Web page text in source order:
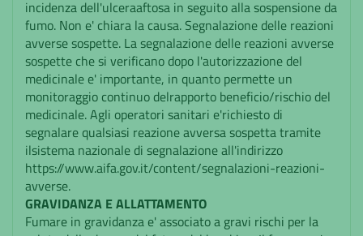
incidenza dell'ulceraaftosa in seguito alla sospensione da
fumo. Non e' chiara la causa. Segnalazione delle reazioni
avverse sospette. La segnalazione delle reazioni avverse
sospette che si verificano dopo l'autorizzazione del
medicinale e' importante, in quanto permette un
monitoraggio continuo delrapporto beneficio/rischio del
medicinale. Agli operatori sanitari e'richiesto di
segnalare qualsiasi reazione avversa sospetta tramite
ilsistema nazionale di segnalazione all'indirizzo
https://www.aifa.gov.it/content/segnalazioni-reazioni-
avverse.
GRAVIDANZA E ALLATTAMENTO
Fumare in gravidanza e' associato a gravi rischi per la